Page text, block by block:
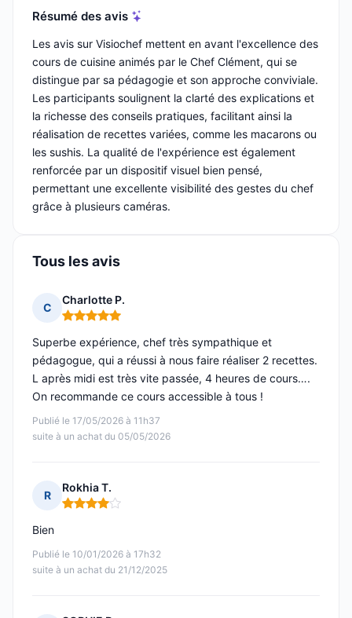
Résumé des avis
Les avis sur Visiochef mettent en avant l'excellence des
cours de cuisine animés par le Chef Clément, qui se
distingue par sa pédagogie et son approche conviviale.
Les participants soulignent la clarté des explications et
la richesse des conseils pratiques, facilitant ainsi la
réalisation de recettes variées, comme les macarons ou
les sushis. La qualité de l'expérience est également
renforcée par un dispositif visuel bien pensé,
permettant une excellente visibilité des gestes du chef
grâce à plusieurs caméras.
Tous les avis
C
Charlotte P.
Note : 5 sur 5
Publié le 17/05/2026 à 11h37
suite à un achat du 05/05/2026
Superbe expérience, chef très sympathique et
pédagogue, qui a réussi à nous faire réaliser 2 recettes.
L après midi est très vite passée, 4 heures de cours….
On recommande ce cours accessible à tous !
R
Rokhia T.
Note : 4 sur 5
Publié le 10/01/2026 à 17h32
suite à un achat du 21/12/2025
Bien